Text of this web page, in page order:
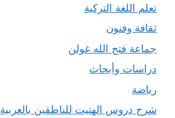
تعلم اللغة التركية
ثقافة وفنون
جماعة فتح الله غولن
دراسات وأبحاث
رياضة
شرح دروس الهتيت للناطقين بالعربية